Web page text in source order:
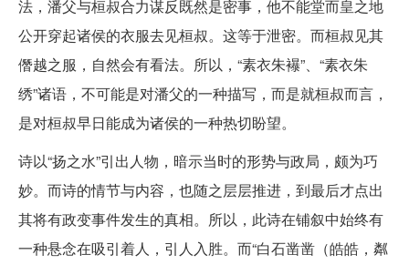
法，潘父与桓叔合力谋反既然是密事，他不能堂而皇之地
公开穿起诸侯的衣服去见桓叔。这等于泄密。而桓叔见其
僭越之服，自然会有看法。所以，“素衣朱襮”、“素衣朱
绣”诸语，不可能是对潘父的一种描写，而是就桓叔而言，
是对桓叔早日能成为诸侯的一种热切盼望。
诗以“扬之水”引出人物，暗示当时的形势与政局，颇为巧
妙。而诗的情节与内容，也随之层层推进，到最后才点出
其将有政变事件发生的真相。所以，此诗在铺叙中始终有
一种悬念在吸引着人，引人入胜。而“白石凿凿（皓皓，粼